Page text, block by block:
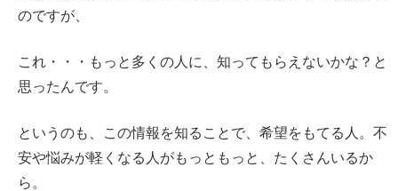
のですが、
これ・・・もっと多くの人に、知ってもらえないかな？と
思ったんです。
というのも、この情報を知ることで、希望をもてる人。不
安や悩みが軽くなる人がもっともっと、たくさんいるか
ら。